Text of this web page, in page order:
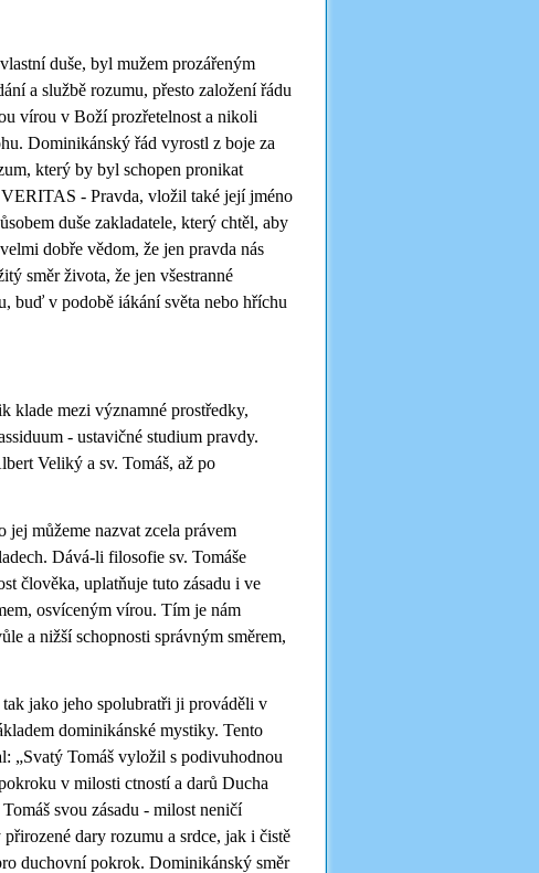
duše, byl mužem prozářeným
a službě rozumu, přesto založení řádu
vírou v Boží prozřetelnost a nikoli
Dominikánský řád vyrostl z boje za
který by byl schopen pronikat
- Pravda, vložil také její jméno
duše zakladatele, který chtěl, aby
dobře vědom, že jen pravda nás
směr života, že jen všestranné
buď v podobě iákání světa nebo hříchu
klade mezi významné prostředky,
- ustavičné studium pravdy.
Veliký a sv. Tomáš, až po
můžeme nazvat zcela právem
Dává-li filosofie sv. Tomáše
člověka, uplatňuje tuto zásadu i ve
osvíceným vírou. Tím je nám
a nižší schopnosti správným směrem,
jako jeho spolubratři ji prováděli v
dominikánské mystiky. Tento
„Svatý Tomáš vyložil s podivuhodnou
v milosti ctností a darů Ducha
svou zásadu - milost neničí
dary rozumu a srdce, jak i čistě
duchovní pokrok. Dominikánský směr